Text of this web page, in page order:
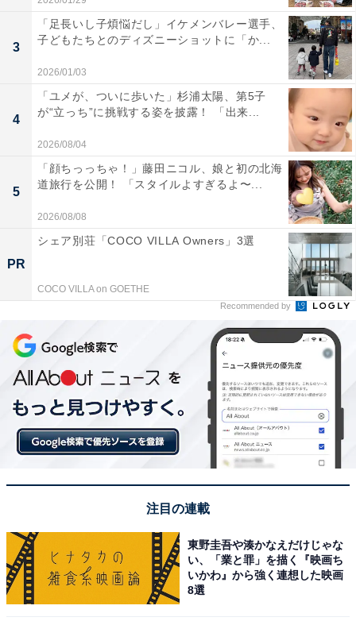
3
「足長いし子煩悩だし」イケメンバレー選手、
子どもたちとのディズニーショットに「か...
2026/01/03
4
「ユメが、ついに歩いた」杉浦太陽、第5子
が“立っち”に挑戦する姿を披露！ 「出来...
2026/08/04
5
「顔ちっっちゃ！」藤田ニコル、娘と初の北海
道旅行を公開！ 「スタイルよすぎるよ〜...
2026/08/08
PR
シェア別荘「COCO VILLA Owners」3選
COCO VILLA on GOETHE
Recommended by
注目の連載
東野圭吾や湊かなえだけじゃな
い、「業と罪」を描く『映画ち
いかわ』から強く連想した映画
8選